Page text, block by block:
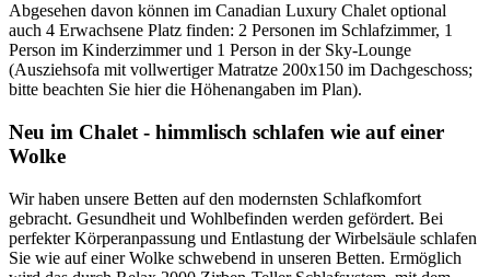
Abgesehen davon können im Canadian Luxury Chalet optional
auch 4 Erwachsene Platz finden: 2 Personen im Schlafzimmer, 1
Person im Kinderzimmer und 1 Person in der Sky-Lounge
(Ausziehsofa mit vollwertiger Matratze 200x150 im Dachgeschoss;
bitte beachten Sie hier die Höhenangaben im Plan).
Neu im Chalet - himmlisch schlafen wie auf einer
Wolke
Wir haben unsere Betten auf den modernsten Schlafkomfort
gebracht. Gesundheit und Wohlbefinden werden gefördert. Bei
perfekter Körperanpassung und Entlastung der Wirbelsäule schlafen
Sie wie auf einer Wolke schwebend in unseren Betten. Ermöglich